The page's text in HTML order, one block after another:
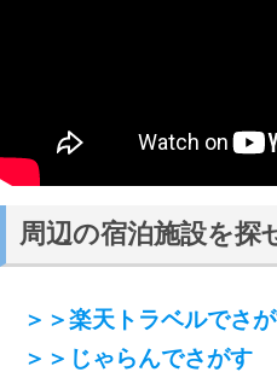
周辺の宿泊施設を探
＞＞楽天トラベルでさ
＞＞じゃらんでさがす